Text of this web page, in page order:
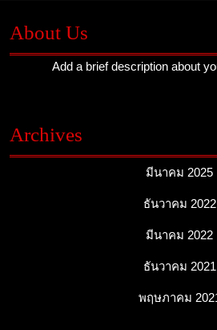
About Us
Add a brief description about
Archives
มีนาคม 2025
ธันวาคม 2022
มีนาคม 2022
ธันวาคม 2021
พฤษภาคม